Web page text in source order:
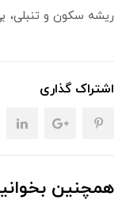
ریشه سکون و تنبلی،
اشتراک گذاری
همچنین